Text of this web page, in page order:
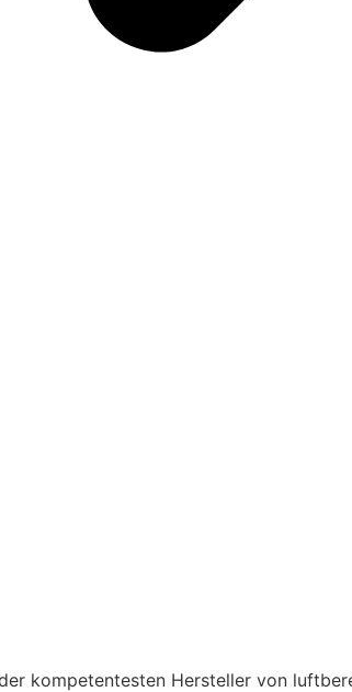
kompetentesten Hersteller von